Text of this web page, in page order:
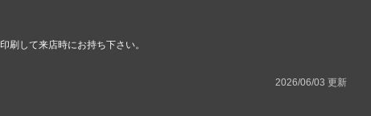
刷して来店時にお持ち下さい。
2026/06/03 更新